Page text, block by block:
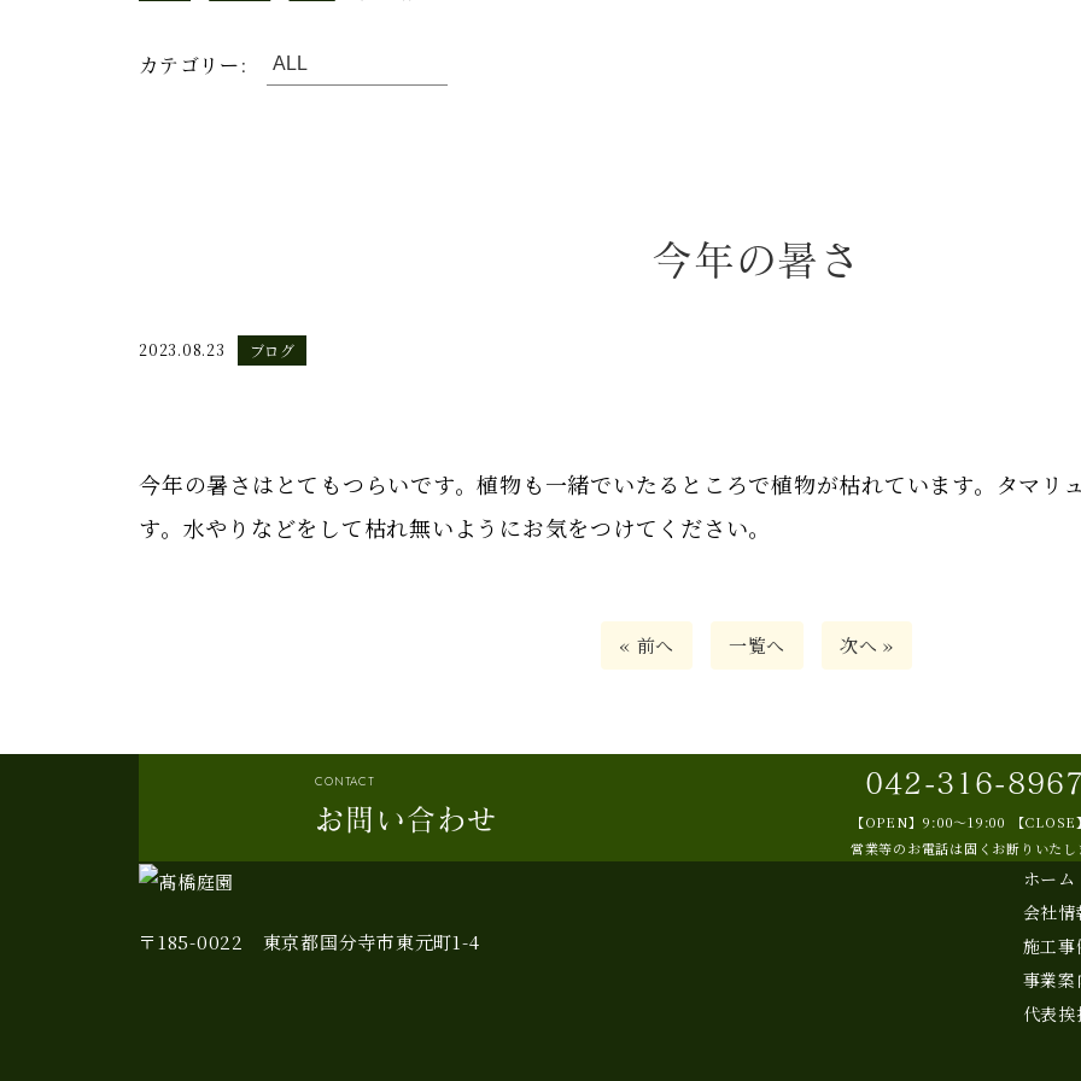
カテゴリー:
今年の暑さ
2023.08.23 ブログ
今年の暑さはとてもつらいです。植物も一緒でいたるところで植物が枯れています。タマリ
す。水やりなどをして枯れ無いようにお気をつけてください。
« 前へ 一覧へ 次へ »
CONTACT
お問い合わせ
042-316-8967
【OPEN】9:00～19:00 【CLOSE
営業等のお電話は固くお断りいたし
〒185-0022 東京都国分寺市東元町1-4
ホーム
会社情
施工事
事業案
代表挨